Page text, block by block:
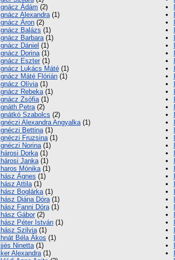
Ignácz Ádám (2)
Ignácz Alexandra(1)
Ignácz Áron (2)
Ignácz Balázs (1)
Ignácz Barbara(1)
Ignácz Dániel (1)
Ignácz Dorina(1)
Ignácz Eszter(1)
Ignácz Lukács Máté (1)
Ignácz Máté Flórián (1)
Ignácz Olívia(1)
Ignácz Rebeka(1)
Ignácz Zsófia(1)
Ignáth Petra(2)
Ignátkó Szabolcs (2)
Ignéczi Alexandra Angyalka(1)
Ignéczi Bettina(1)
Ignéczi Fruzsina(1)
Ignéczi Norina(1)
Ihárosi Dorka(1)
Ihárosi Janka(1)
Iharos Mónika(1)
Ihász Ágnes (1)
Ihász Attila(1)
Ihász Boglárka(1)
Ihász Diána Dóra(1)
Ihász Fanni Dóra(1)
Ihász Gábor(2)
Ihász Péter István (1)
Ihász Szilvia(1)
Ihnát Béla Ákos (1)
Ijjés Ninetta(1)
Iker Alexandra(1)